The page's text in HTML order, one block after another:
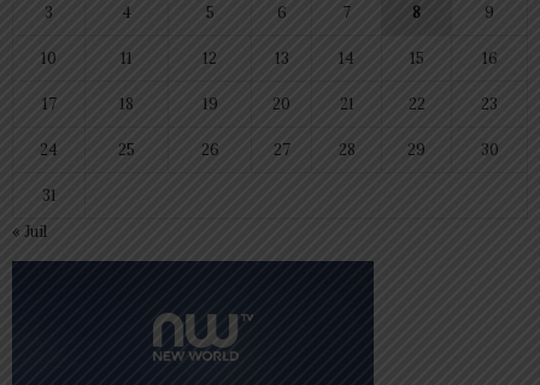
3 4 5 6 7 8 9
10 11 12 13 14 15 16
17 18 19 20 21 22 23
24 25 26 27 28 29 30
31
« Juil